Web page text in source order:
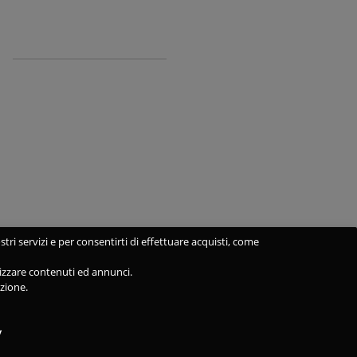
servizi e per consentirti di effettuare acquisti, come
contenuti ed annunci.